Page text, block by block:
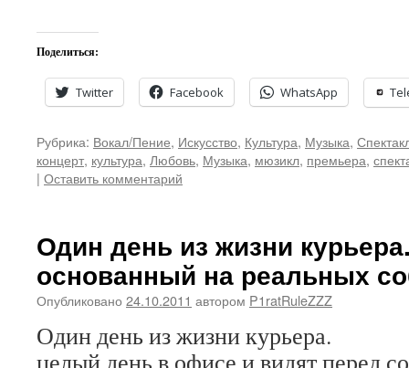
Поделиться:
Twitter Facebook WhatsApp
Рубрика: Вокал/Пение, Искусство, Культура, Музыка,
концерт, культура, Любовь, Музыка, мюзикл, премьера,
| Оставить комментарий
Один день из жизни
основанный на реальных
Опубликовано 24.10.2011 автором P1ratRuleZZZ
Один день из жизни
целый день в офисе и видят перед